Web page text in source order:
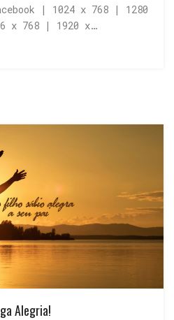
| 1024 x 768 | 1280
x 768 | 1920 x…
Alegria!